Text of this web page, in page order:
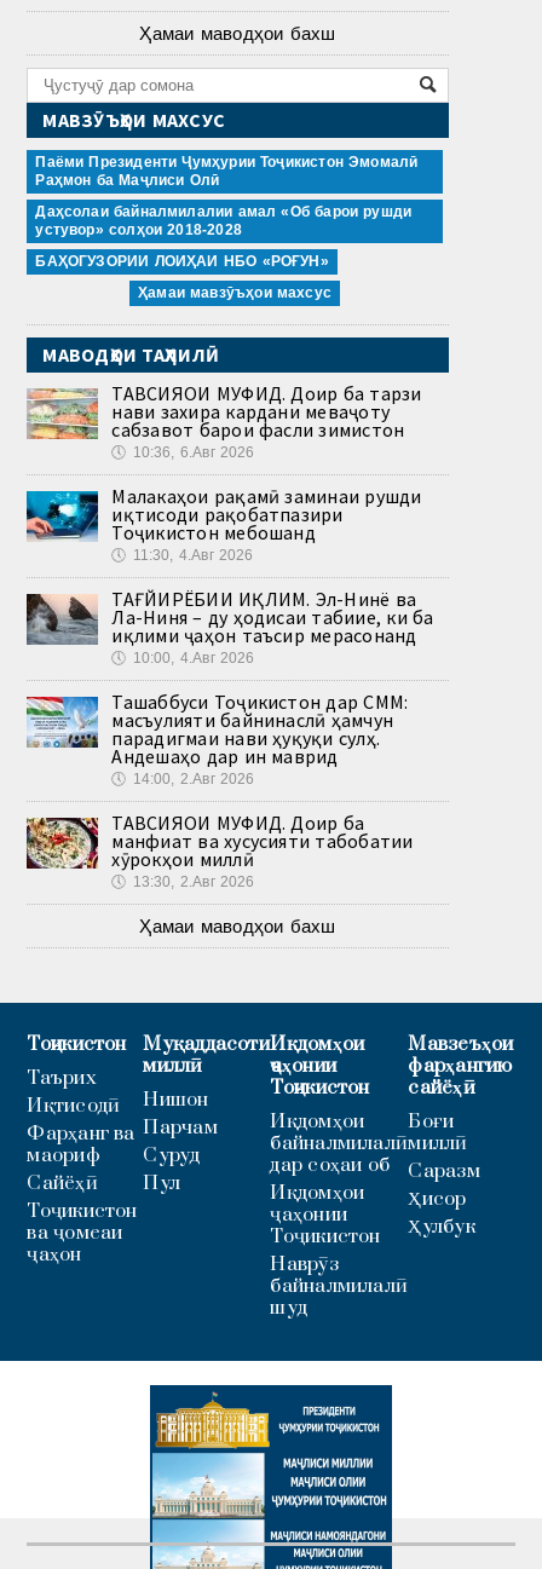
Ҳамаи маводҳои бахш
МАВЗӮЪҲОИ МАХСУС
Паёми Президенти Ҷумҳурии Тоҷикистон Эмомалӣ
Раҳмон ба Маҷлиси Олӣ
Даҳсолаи байналмилалии амал «Об барои рушди
устувор» солҳои 2018-2028
БАҲОГУЗОРИИ ЛОИҲАИ НБО «РОҒУН»
Ҳамаи мавзӯъҳои махсус
МАВОДҲОИ ТАҲЛИЛӢ
ТАВСИЯҲОИ МУФИД. Доир ба тарзи
нави захира кардани меваҷоту
сабзавот барои фасли зимистон
🕔 10:36, 6.Авг 2026
Малакаҳои рақамӣ заминаи рушди
иқтисоди рақобатпазири
Тоҷикистон мебошанд
🕔 11:30, 4.Авг 2026
ТАҒЙИРЁБИИ ИҚЛИМ. Эл-Нинё ва
Ла-Ниня – ду ҳодисаи табиие, ки ба
иқлими ҷаҳон таъсир мерасонанд
🕔 10:00, 4.Авг 2026
Ташаббуси Тоҷикистон дар СММ:
масъулияти байнинаслӣ ҳамчун
парадигмаи нави ҳуқуқи сулҳ.
Андешаҳо дар ин маврид
🕔 14:00, 2.Авг 2026
ТАВСИЯҲОИ МУФИД. Доир ба
манфиат ва хусусияти табобатии
хӯрокҳои миллӣ
🕔 13:30, 2.Авг 2026
Ҳамаи маводҳои бахш
Тоҷикистон
Таърих
Иқтисодӣ
Фарҳанг ва
маориф
Сайёҳӣ
Тоҷикистон
ва ҷомеаи
ҷаҳон
Муқаддасоти
миллӣ
Нишон
Парчам
Суруд
Пул
Иқдомҳои
ҷаҳонии
Тоҷикистон
Иқдомҳои
байналмилалӣ
дар соҳаи об
Иқдомҳои
ҷаҳонии
Тоҷикистон
Наврӯз
байналмилалӣ
шуд
Мавзеъҳои
фарҳангию
сайёҳӣ
Боғи
миллӣ
Саразм
Ҳисор
Ҳулбук